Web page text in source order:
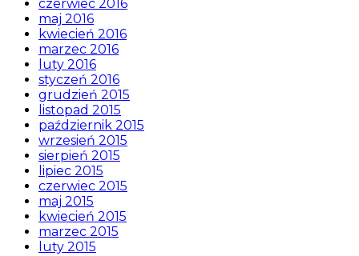
czerwiec 2016
maj 2016
kwiecień 2016
marzec 2016
luty 2016
styczeń 2016
grudzień 2015
listopad 2015
październik 2015
wrzesień 2015
sierpień 2015
lipiec 2015
czerwiec 2015
maj 2015
kwiecień 2015
marzec 2015
luty 2015